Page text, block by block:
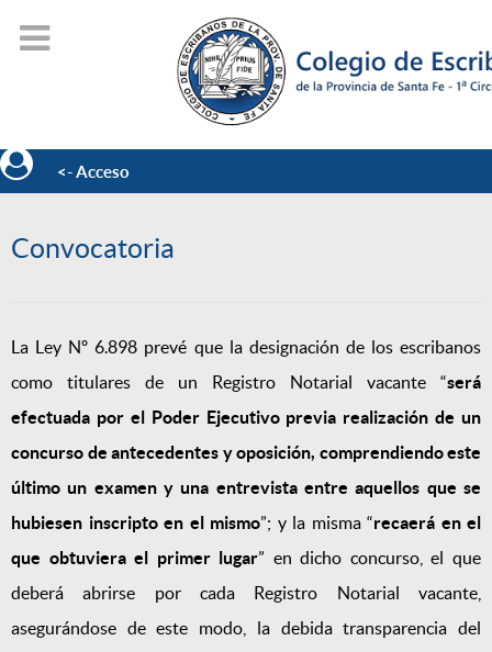
<- Acceso
Convocatoria
La Ley Nº 6.898 prevé que la designación de los escribanos
como titulares de un Registro Notarial vacante “será
efectuada por el Poder Ejecutivo previa realización de un
concurso de antecedentes y oposición, comprendiendo este
último un examen y una entrevista entre aquellos que se
hubiesen inscripto en el mismo”; y la misma “recaerá en el
que obtuviera el primer lugar” en dicho concurso, el que
deberá abrirse por cada Registro Notarial vacante,
asegurándose de este modo, la debida transparencia del